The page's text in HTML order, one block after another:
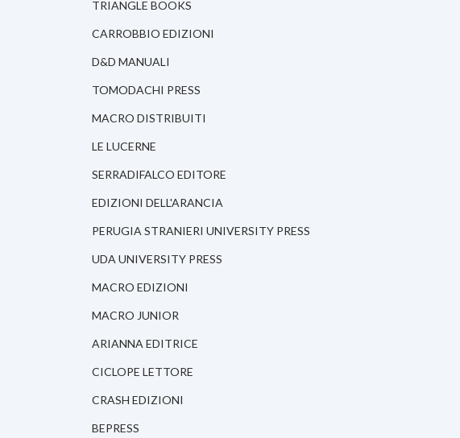
TRIANGLE BOOKS
CARROBBIO EDIZIONI
D&D MANUALI
TOMODACHI PRESS
MACRO DISTRIBUITI
LE LUCERNE
SERRADIFALCO EDITORE
EDIZIONI DELL'ARANCIA
PERUGIA STRANIERI UNIVERSITY PRESS
UDA UNIVERSITY PRESS
MACRO EDIZIONI
MACRO JUNIOR
ARIANNA EDITRICE
CICLOPE LETTORE
CRASH EDIZIONI
BEPRESS